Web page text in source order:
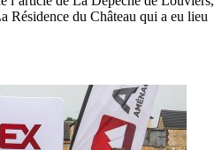
Résidence du Château qui a eu lieu